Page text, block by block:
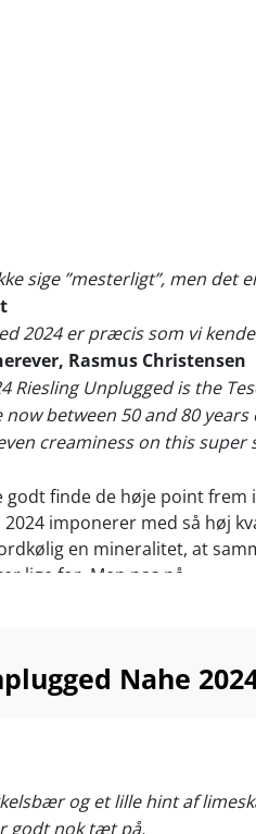
sige ”mesterligt”, men det
2024 er præcis som vi
Rasmus Christensen
Riesling Unplugged is the
between 50 and 80 years
creaminess on this super
godt finde de høje point frem
imponerer med så høj
en mineralitet, at
lige for. Men pas på...
tildeling decimeret til et
fineste enkeltmarker i
- men da Tesch har
Nahe
og et lille hint af
godt nok tæt på.